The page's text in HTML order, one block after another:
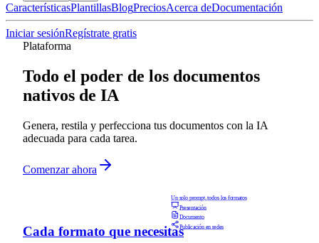
CaracterísticasPlantillasBlogPreciosAcerca deDocumentación
Iniciar sesiónRegístrate gratis
Plataforma
Todo el poder de los documentos
nativos de IA
Genera, restila y perfecciona tus documentos con la IA
adecuada para cada tarea.
Comenzar ahora
Un solo prompt, todos los formatos
Presentación
Documento
Publicación en redes
Cada formato que necesitas